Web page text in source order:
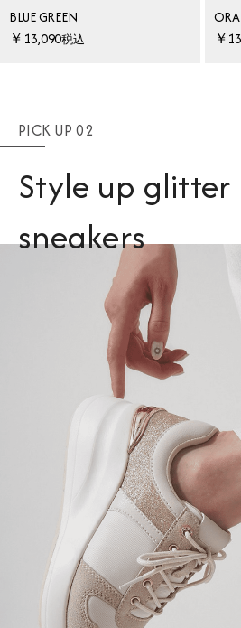
BLUE GREEN
￥13,090税込
￥
PICK UP 02
Style up glitter
sneakers